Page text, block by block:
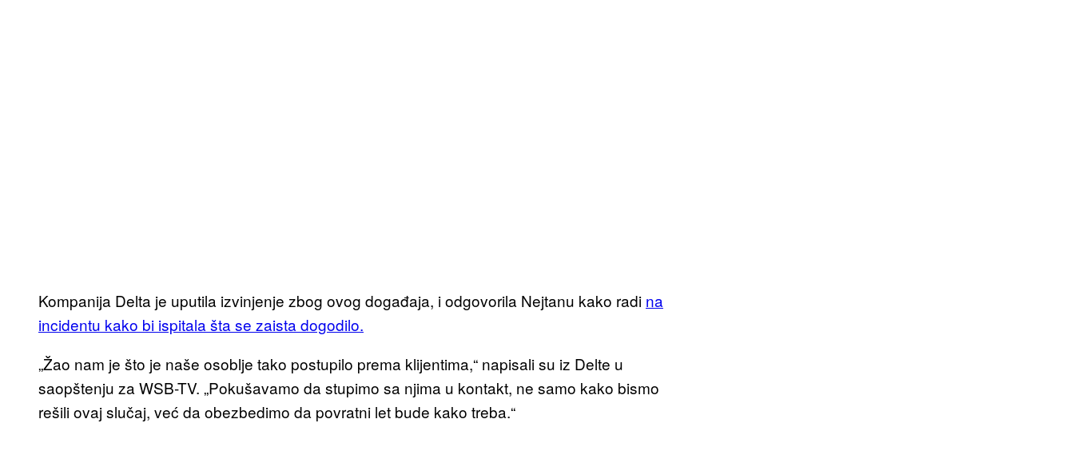
Kompanija Delta je uputila izvinjenje zbog ovog događaja, i odgovorila Nejtanu kako radi na
incidentu kako bi ispitala šta se zaista dogodilo.
„Žao nam je što je naše osoblje tako postupilo prema klijentima,“ napisali su iz Delte u
saopštenju za WSB-TV. „Pokušavamo da stupimo sa njima u kontakt, ne samo kako bismo
rešili ovaj slučaj, već da obezbedimo da povratni let bude kako treba.“